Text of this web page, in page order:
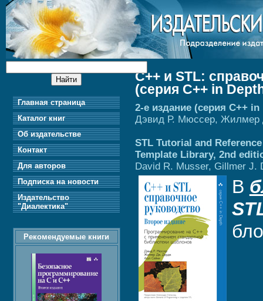
C++ и STL:
(серия C++ in
2-е издание (серия C++ in
Дэвид Р. Мюссер, Жилмер
STL Tutorial and
Template Library, 2nd
David R. Musser, Gillmer J.
В
Главная страница
Каталог книг
Об издательстве
Контакт
Для авторов
Подписка на новости
Издательство
"Диалектика"
Рекомендуемые книги